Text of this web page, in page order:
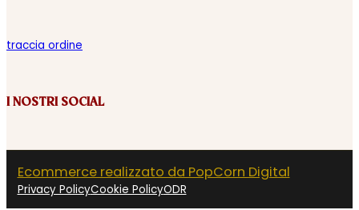
traccia ordine
I NOSTRI SOCIAL
Ecommerce realizzato da PopCorn Digital
Privacy PolicyCookie PolicyODR